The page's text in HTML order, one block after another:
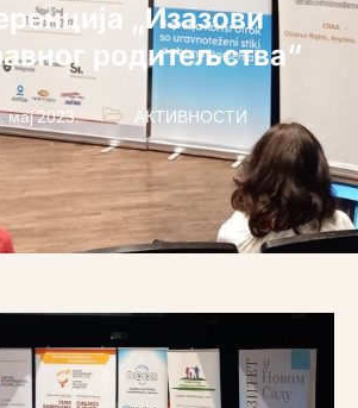
„Изазови
родитељства“
мај 2023. АКТИВНОСТИ